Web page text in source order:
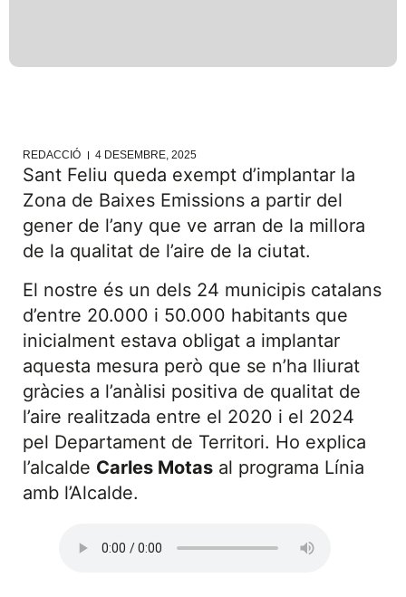
REDACCIÓ 4 DESEMBRE, 2025
Sant Feliu queda exempt d’implantar la
Zona de Baixes Emissions a partir del
gener de l’any que ve arran de la millora
de la qualitat de l’aire de la ciutat.
El nostre és un dels 24 municipis catalans
d’entre 20.000 i 50.000 habitants que
inicialment estava obligat a implantar
aquesta mesura però que se n’ha lliurat
gràcies a l’anàlisi positiva de qualitat de
l’aire realitzada entre el 2020 i el 2024
pel Departament de Territori. Ho explica
l’alcalde Carles Motas al programa Línia
amb l’Alcalde.